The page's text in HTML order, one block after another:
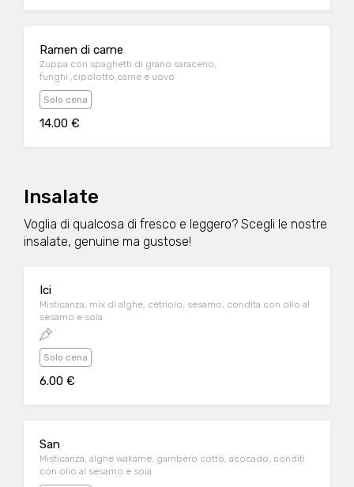
Ramen di carne
Zuppa con spaghetti di grano saraceno,
funghi ,cipolotto,carne e uovo
Solo cena
14.00 €
Insalate
Voglia di qualcosa di fresco e leggero? Scegli le nostre
insalate, genuine ma gustose!
Ici
Misticanza, mix di alghe, cetriolo, sesamo, condita con olio al
sesamo e soia
Solo cena
6.00 €
San
Misticanza, alghe wakame, gambero cotto, acocado, conditi
con olio al sesamo e soia